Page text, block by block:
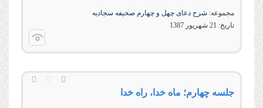
مجموعه: شرح دعای چهل و چهارم صحیفه سجادیه
تاریخ: 21 شهريور 1387
جلسه چهارم؛ ماه خدا، راه خدا